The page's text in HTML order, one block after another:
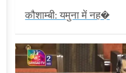
कौशाम्बी: यमुना में नह�